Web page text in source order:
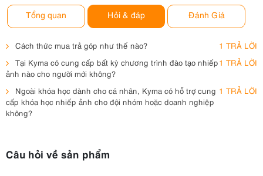
Tổng quan Hỏi & đáp Đánh Giá
Cách thức mua trả góp như thế nào?
1 TRẢ LỜI
Tại Kyma có cung cấp bất kỳ chương trình đào tạo nhiếp
ảnh nào cho người mới không?
1 TRẢ LỜI
Ngoài khóa học dành cho cá nhân, Kyma có hỗ trợ cung
cấp khóa học nhiếp ảnh cho đội nhóm hoặc doanh nghiệp
không?
1 TRẢ LỜI
Câu hỏi về sản phẩm